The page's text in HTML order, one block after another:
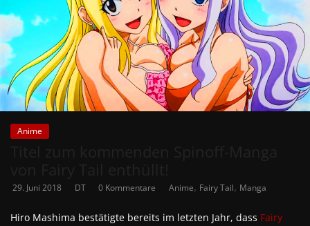
Anime
29. Juni 2018 DT 0 Kommentare Anime, Fairy Tail, Manga
Hiro Mashima bestätigte bereits im letzten Jahr, dass Fairy